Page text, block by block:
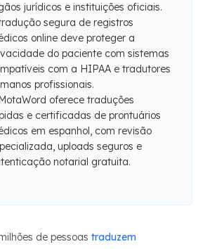
jurídicos e instituições oficiais.
segura de registros
online deve proteger a
do paciente com sistemas
com a HIPAA e tradutores
profissionais.
oferece traduções
e certificadas de prontuários
em espanhol, com revisão
uploads seguros e
notarial gratuita.
de pessoas traduzem